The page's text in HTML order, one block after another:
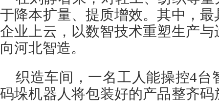
于降本扩量、提质增效。其中，
企业上云，以数智技术重塑生产
向河北智造。
织造车间，一名工人能操控4台
码垛机器人将包装好的产品整齐